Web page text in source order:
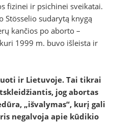
fizinei ir psichinei sveikatai.
Stösselio sudarytą knygą
kančios po aborto –
1999 m. buvo išleista ir
ir Lietuvoje. Tai tikrai
jog abortas
„išvalymas“, kurį gali
negalvoja apie kūdikio